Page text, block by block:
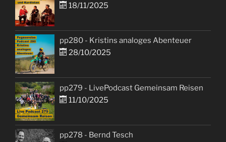
18/11/2025
pp280 - Kristins analoges Abenteuer
28/10/2025
pp279 - LivePodcast Gemeinsam Reisen
11/10/2025
pp278 - Bernd Tesch